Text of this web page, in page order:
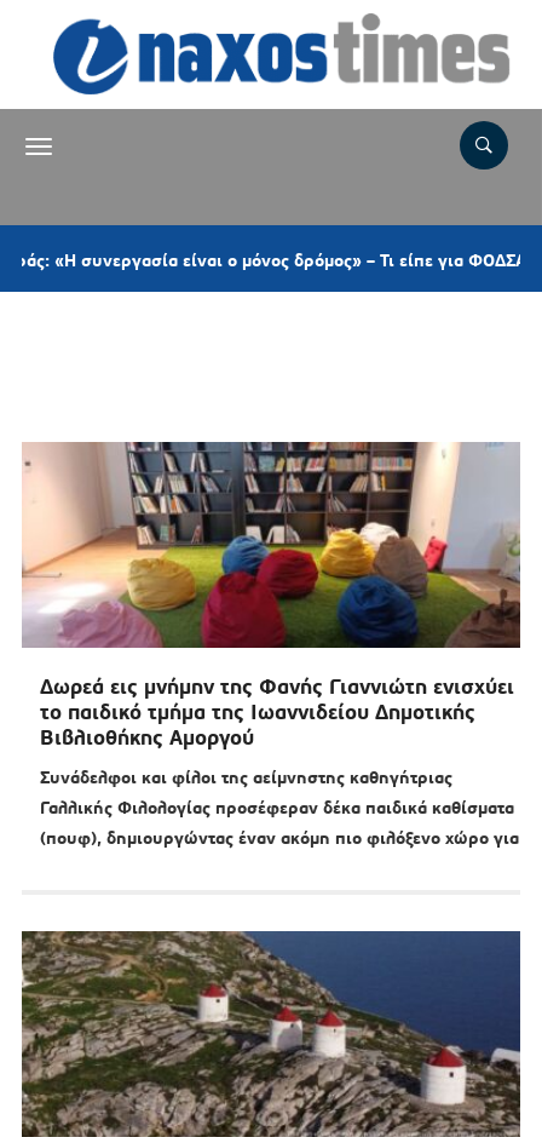
είναι ο μόνος δρόμος» – Τι είπε για ΦΟΔΣΑ, ΠΕΔ, το
Δωρεά εις μνήμην της Φανής Γιαννιώτη ενισχύει
το παιδικό τμήμα της Ιωαννιδείου Δημοτικής
Βιβλιοθήκης Αμοργού
Συνάδελφοι και φίλοι της αείμνηστης καθηγήτριας
Γαλλικής Φιλολογίας προσέφεραν δέκα παιδικά καθίσματα
(πουφ), δημιουργώντας έναν ακόμη πιο φιλόξενο χώρο για